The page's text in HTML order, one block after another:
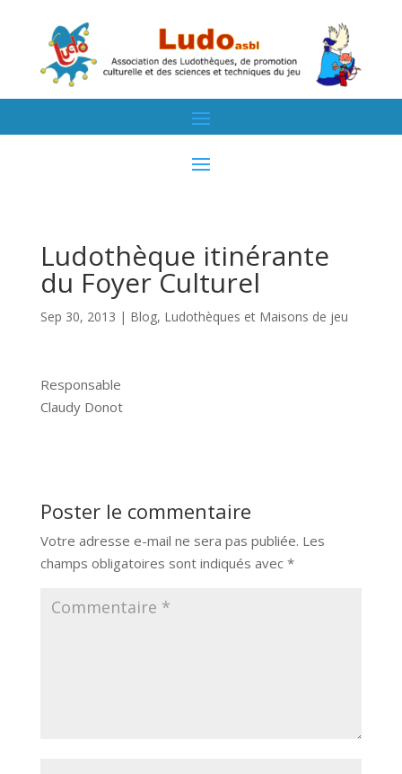
Ludothèque itinérante
du Foyer Culturel
Sep 30, 2013 | Blog, Ludothèques et Maisons de jeu
Responsable
Claudy Donot
Poster le commentaire
Votre adresse e-mail ne sera pas publiée. Les
champs obligatoires sont indiqués avec *